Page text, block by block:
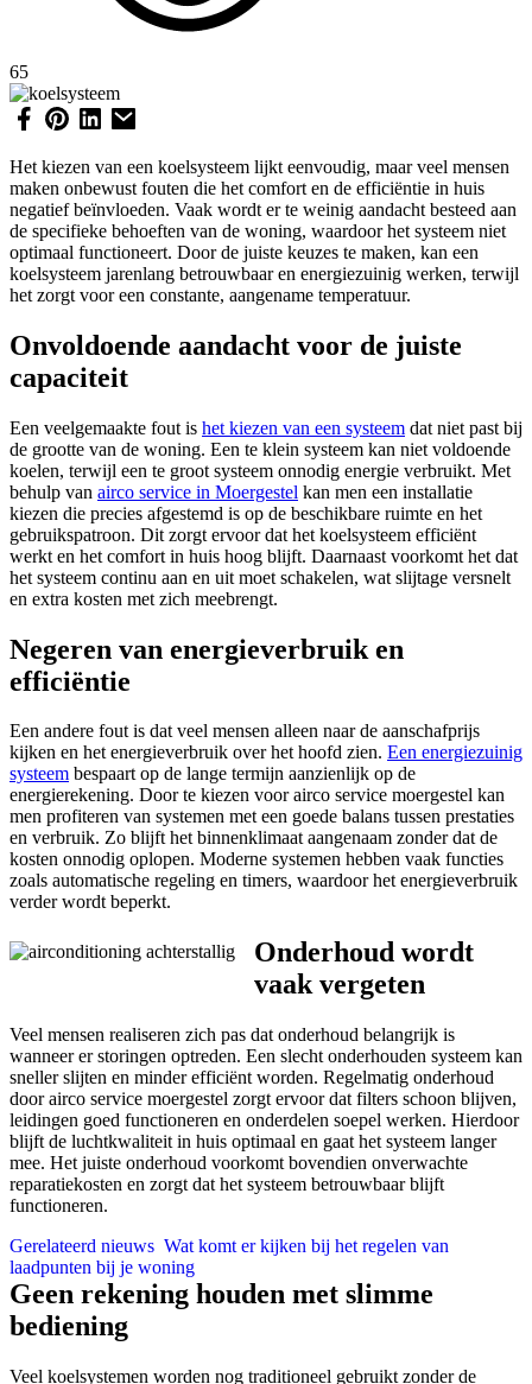
65
Het kiezen van een koelsysteem lijkt eenvoudig, maar veel mensen
maken onbewust fouten die het comfort en de efficiëntie in huis
negatief beïnvloeden. Vaak wordt er te weinig aandacht besteed aan
de specifieke behoeften van de woning, waardoor het systeem niet
optimaal functioneert. Door de juiste keuzes te maken, kan een
koelsysteem jarenlang betrouwbaar en energiezuinig werken, terwijl
het zorgt voor een constante, aangename temperatuur.
Onvoldoende aandacht voor de juiste
capaciteit
Een veelgemaakte fout is het kiezen van een systeem dat niet past bij
de grootte van de woning. Een te klein systeem kan niet voldoende
koelen, terwijl een te groot systeem onnodig energie verbruikt. Met
behulp van airco service in Moergestel kan men een installatie
kiezen die precies afgestemd is op de beschikbare ruimte en het
gebruikspatroon. Dit zorgt ervoor dat het koelsysteem efficiënt
werkt en het comfort in huis hoog blijft. Daarnaast voorkomt het dat
het systeem continu aan en uit moet schakelen, wat slijtage versnelt
en extra kosten met zich meebrengt.
Negeren van energieverbruik en
efficiëntie
Een andere fout is dat veel mensen alleen naar de aanschafprijs
kijken en het energieverbruik over het hoofd zien. Een energiezuinig
systeem bespaart op de lange termijn aanzienlijk op de
energierekening. Door te kiezen voor airco service moergestel kan
men profiteren van systemen met een goede balans tussen prestaties
en verbruik. Zo blijft het binnenklimaat aangenaam zonder dat de
kosten onnodig oplopen. Moderne systemen hebben vaak functies
zoals automatische regeling en timers, waardoor het energieverbruik
verder wordt beperkt.
Onderhoud wordt
vaak vergeten
Veel mensen realiseren zich pas dat onderhoud belangrijk is
wanneer er storingen optreden. Een slecht onderhouden systeem kan
sneller slijten en minder efficiënt worden. Regelmatig onderhoud
door airco service moergestel zorgt ervoor dat filters schoon blijven,
leidingen goed functioneren en onderdelen soepel werken. Hierdoor
blijft de luchtkwaliteit in huis optimaal en gaat het systeem langer
mee. Het juiste onderhoud voorkomt bovendien onverwachte
reparatiekosten en zorgt dat het systeem betrouwbaar blijft
functioneren.
Gerelateerd nieuws Wat komt er kijken bij het regelen van
laadpunten bij je woning
Geen rekening houden met slimme
bediening
Veel koelsystemen worden nog traditioneel gebruikt zonder de